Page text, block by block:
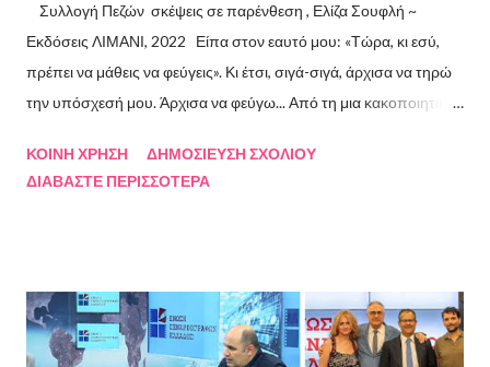
Συλλογή Πεζών σκέψεις σε παρένθεση , Ελίζα Σουφλή ~
Εκδόσεις ΛΙΜΑΝΙ, 2022 Είπα στον εαυτό μου: «Τώρα, κι εσύ,
πρέπει να μάθεις να φεύγεις». Κι έτσι, σιγά-σιγά, άρχισα να τηρώ
την υπόσχεσή μου. Άρχισα να φεύγω... Από τη μια κακοποιητική
συμβάσεις ασύμβατες με το εγώ μου, από ταμπέλες που
Σχετικά με την συγγραφέα Η Ελίζα Σουφλή γεννήθηκε το 1989 και
μεγάλωσε στον Πειραιά. Αποφοίτησε από το Τμήμα Νομικής του
ΚΟΙΝΉ ΧΡΉΣΗ
ΔΗΜΟΣΊΕΥΣΗ ΣΧΟΛΊΟΥ
ΔΙΑΒΆΣΤΕ ΠΕΡΙΣΣΌΤΕΡΑ